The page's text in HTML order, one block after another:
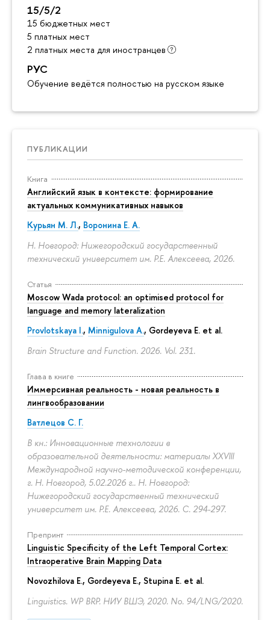
15/5/2
15 бюджетных мест
5 платных мест
2 платных места для иностранцев
РУС
Обучение ведётся полностью на русском языке
ПУБЛИКАЦИИ
Книга
Английский язык в контексте: формирование
актуальных коммуникативных навыков
Курьян М. Л., Воронина Е. А.
Н. Новгород: Нижегородский государственный
технический университет им. Р.Е. Алексеева, 2026.
Статья
Moscow Wada protocol: an optimised protocol for
language and memory lateralization
Provlotskaya I., Minnigulova A., Gordeyeva E. et al.
Brain Structure and Function. 2026. Vol. 231.
Глава в книге
Иммерсивная реальность - новая реальность в
лингвообразовании
Ватлецов С. Г.
В кн.: Инновационные технологии в
образовательной деятельности: материалы XXVIII
Международной научно-методической конференции,
г. Н. Новгород, 5.02.2026 г.. Н. Новгород:
Нижегородский государственный технический
университет им. Р.Е. Алексеева, 2026. С. 294-297.
Препринт
Linguistic Specificity of the Left Temporal Cortex:
Intraoperative Brain Mapping Data
Novozhilova E., Gordeyeva E., Stupina E. et al.
Linguistics. WP BRP. НИУ ВШЭ, 2020. No. 94/LNG/2020.